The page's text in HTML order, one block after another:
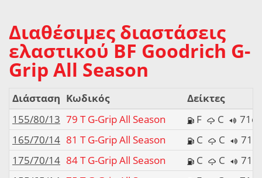
Διαθέσιμες διαστάσεις
ελαστικού BF Goodrich G-
Grip All Season
Διάσταση Κωδικός
Δείκτες
155/80/13 79 T G-Grip All Season F C
165/70/14 81 T G-Grip All Season C C
175/70/14 84 T G-Grip All Season C C